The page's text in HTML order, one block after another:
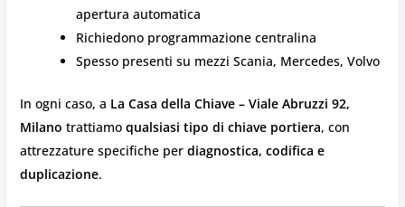
apertura automatica
Richiedono programmazione centralina
Spesso presenti su mezzi Scania, Mercedes, Volvo
In ogni caso, a La Casa della Chiave – Viale Abruzzi 92,
Milano trattiamo qualsiasi tipo di chiave portiera, con
attrezzature specifiche per diagnostica, codifica e
duplicazione.